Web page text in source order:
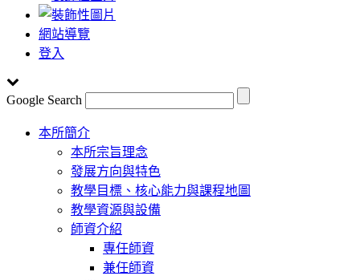
網站導覽
登入
Google Search
Toggle
navigation
本所簡介
本所宗旨理念
發展方向與特色
教學目標、核心能力與課程地圖
教學資源與設備
師資介紹
專任師資
兼任師資